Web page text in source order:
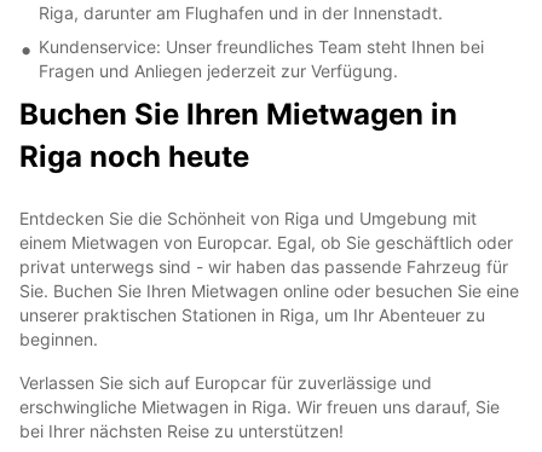
Riga, darunter am Flughafen und in der Innenstadt.
Kundenservice: Unser freundliches Team steht Ihnen bei
Fragen und Anliegen jederzeit zur Verfügung.
Buchen Sie Ihren Mietwagen in
Riga noch heute
Entdecken Sie die Schönheit von Riga und Umgebung mit
einem Mietwagen von Europcar. Egal, ob Sie geschäftlich oder
privat unterwegs sind - wir haben das passende Fahrzeug für
Sie. Buchen Sie Ihren Mietwagen online oder besuchen Sie eine
unserer praktischen Stationen in Riga, um Ihr Abenteuer zu
beginnen.
Verlassen Sie sich auf Europcar für zuverlässige und
erschwingliche Mietwagen in Riga. Wir freuen uns darauf, Sie
bei Ihrer nächsten Reise zu unterstützen!